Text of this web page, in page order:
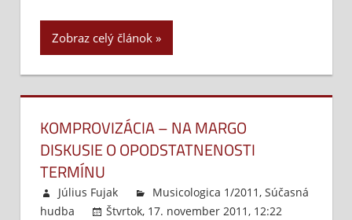
hudbe
Zobraz celý článok
KOMPROVIZÁCIA – NA MARGO
DISKUSIE O OPODSTATNENOSTI
TERMÍNU
Július Fujak Musicologica 1/2011,Súčasná
hudba
Štvrtok, 17. november 2011, 12:22